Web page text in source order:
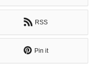
RSS
Pin it